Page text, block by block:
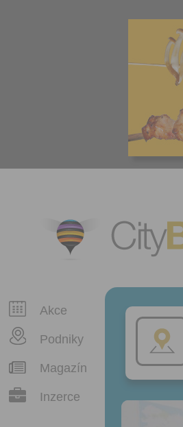
CityBee
Akce
Podniky
Magazín
Inzerce